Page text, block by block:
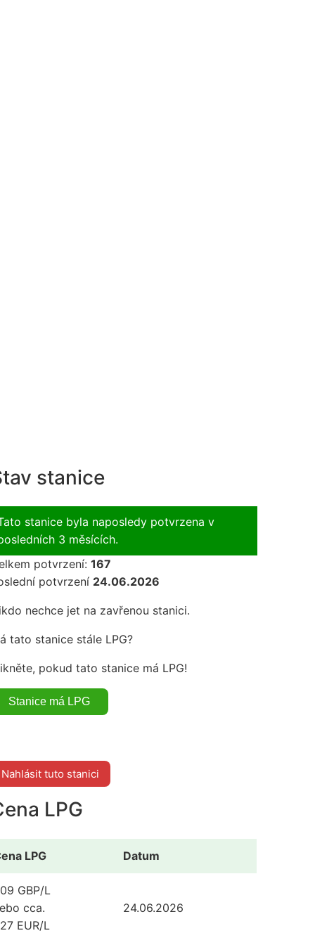
stanice
stanice byla naposledy potvrzena v
3 měsících.
potvrzení: 167
potvrzení 24.06.2026
nechce jet na zavřenou stanici.
tato stanice stále LPG?
pokud tato stanice má LPG!
Nahlásit tuto stanici
LPG
LPG Datum
GBP/L
cca.
EUR/L
24.06.2026